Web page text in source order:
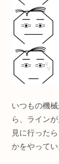
いつもの機
ら、ラインが
見に行った
かをやってい